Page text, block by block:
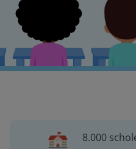
8.000